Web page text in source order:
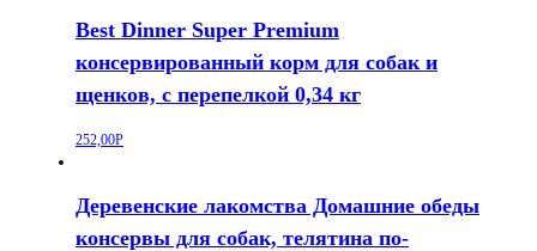
Best Dinner Super Premium
консервированный корм для собак и
щенков, с перепелкой 0,34 кг
252,00Р
Деревенские лакомства Домашние обеды
консервы для собак, телятина по-